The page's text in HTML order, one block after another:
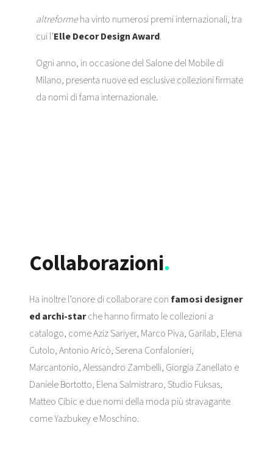
altreformeha vinto numerosi premi internazionali, tra
cui l’Elle Decor Design Award.
Ogni anno, in occasione del Salone del Mobile di
Milano, presenta nuove ed esclusive collezioni firmate
da nomi di fama internazionale.
Collaborazioni.
Ha inoltre l’onore di collaborare confamosi designer
ed archi-starche hanno firmato le collezioni a
catalogo, come Aziz Sariyer, Marco Piva, Garilab, Elena
Cutolo, Antonio Aricò, Serena Confalonieri,
Marcantonio, Alessandro Zambelli, Giorgia Zanellato e
Daniele Bortotto, Elena Salmistraro, Studio Fuksas,
Matteo Cibic e due nomi della moda più stravagante
come Yazbukey e Moschino.